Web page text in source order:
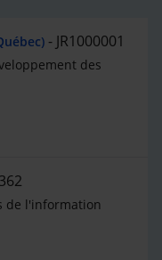
JR1000001
des
de l'information